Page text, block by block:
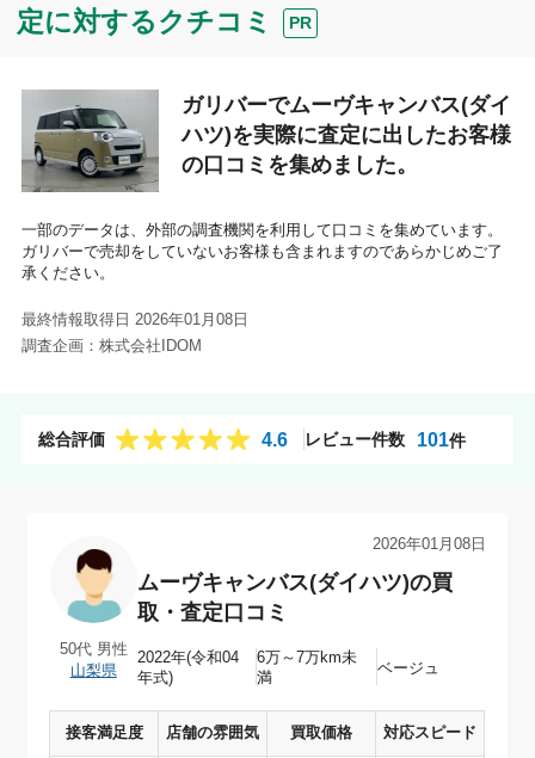
定に対するクチコミ
PR
ガリバーでムーヴキャンバス(ダイ
ハツ)を実際に査定に出したお客様
の口コミを集めました。
一部のデータは、外部の調査機関を利用して口コミを集めています。
ガリバーで売却をしていないお客様も含まれますのであらかじめご了
承ください。
最終情報取得日 2026年01月08日
調査企画：株式会社IDOM
総合評価 4.6 レビュー件数 101件
50代 男性（山梨県）｜ムーヴキャンバス(ダイハツ)の買取・査定口コ
50代 男性
山梨県
2026年01月08日
ムーヴキャンバス(ダイハツ)の買
取・査定口コミ
2022年(令和04
年式)
6万～7万km未
満
ベージュ
接客満足度 店舗の雰囲気 買取価格 対応スピード